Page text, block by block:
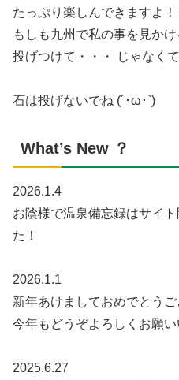
たっぷり楽しんできますよ！
もしも九州で私の事を見か
投げつけて・・・ じゃなく
石は投げないでね (´･ω･`)
What’s New ？
2026.1.4
お陰様で温泉備忘録はサイ
た！
2026.1.1
新年あけましておめでとうご
今年もどうぞよろしくお願い
2025.6.27